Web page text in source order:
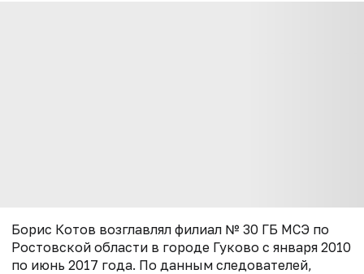
Борис Котов возглавлял филиал № 30 ГБ МСЭ по
Ростовской области в городе Гуково с января 2010
по июнь 2017 года. По данным следователей,